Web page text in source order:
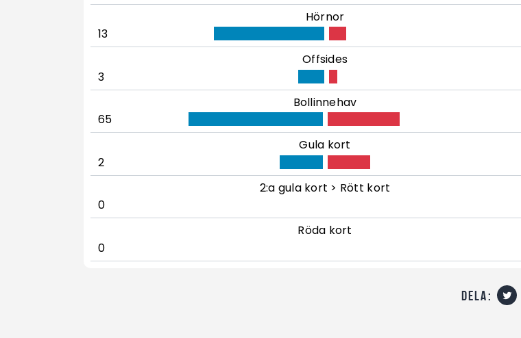
Hörnor
13
Offsides
3
Bollinnehav
65
Gula kort
2
2:a gula kort > Rött kort
0
Röda kort
0
dela: